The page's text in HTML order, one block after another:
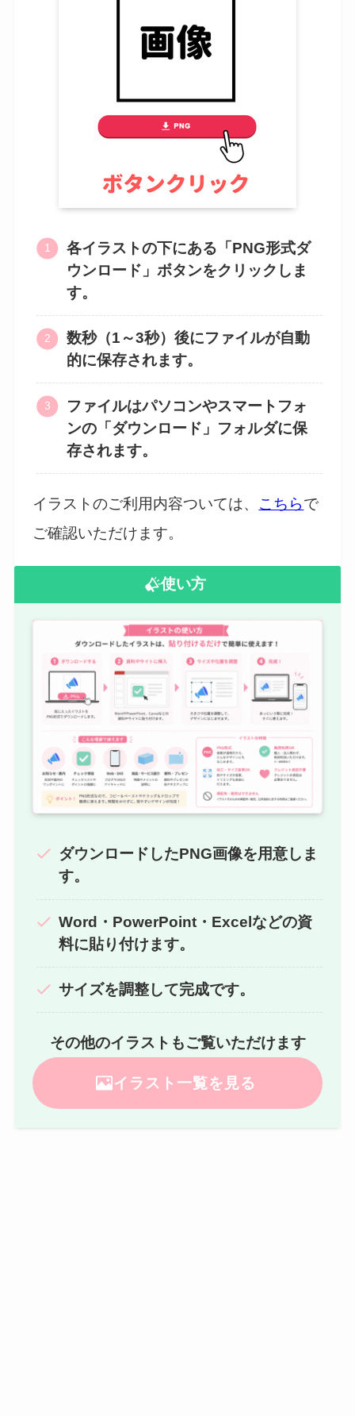
各イラストの下にある「PNG形式ダ
ウンロード」ボタンをクリックしま
す。
数秒（1～3秒）後にファイルが自動
的に保存されます。
ファイルはパソコンやスマートフォ
ンの「ダウンロード」フォルダに保
存されます。
イラストのご利用内容ついては、 こちらで
ご確認いただけます。
使い方
ダウンロードしたPNG画像を用意しま
す。
Word・PowerPoint・Excelなどの資
料に貼り付けます。
サイズを調整して完成です。
その他のイラストもご覧いただけます
イラスト一覧を見る